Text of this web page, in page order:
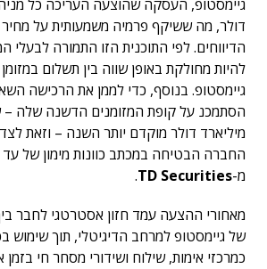
דולר, מה ששיקף פרמיה משמעותית על
הדיווחים. לפי התוכנית הזו התמורה לבעלי
להיות מחולקת באופן שווה בין תשלום במזומן
גיימסטופ. בנוסף, כדי לממן את הרכישה
מיליארד דולר מוקדם יותר השנה – וזאת לצד
מ-TD Securities
.
מאחורי ההצעה עמד חזון אסטרטגי לחבר
כמרכזי אימות, שילוח ושידורי מסחר חי